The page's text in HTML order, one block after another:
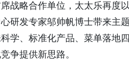
战略合作单位，太太乐再度
研发专家邬帅帆博士带来主
学、标准化产品、菜单落地
争提供新思路。